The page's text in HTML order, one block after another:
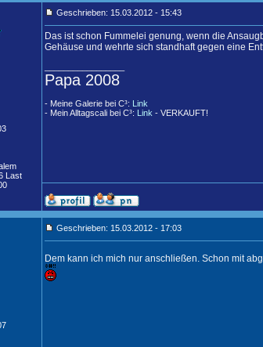
Last
Geschrieben: 15.03.2012 - 15:43
Das ist schon Fummelei genung, wenn die
Gehäuse und wehrte sich standhaft gegen eine
Papa 2008
- Meine Galerie bei C³: Link
- Mein Alltagscali bei C³: Link - VERKAUFT!
Geschrieben: 15.03.2012 - 17:03
Dem kann ich mich nur anschließen. Schon mit